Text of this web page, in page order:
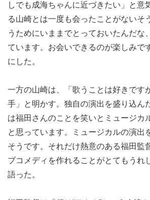
しでも成海ちゃんに近づきたい」と意
る山崎とは一度も会ったことがないそ
うためにいままでとっておいたんだな
ています。お会いできるのが楽しみで
にした。
一方の山崎は、「歌うことは好きです
手」と明かす。独自の演出を盛り込ん
は福田さんのことを笑いとミュージカ
と思っています。ミュージカルの演出
そうです。それだけ熱意のある福田監
ブコメディを作れることがとてもうれ
語った。